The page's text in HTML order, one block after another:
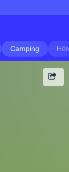
Camping